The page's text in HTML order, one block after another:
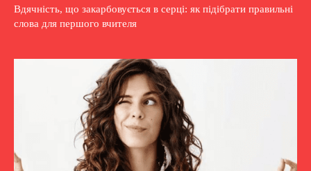
Вдячність, що закарбовується в серці: як підібрати правильні
слова для першого вчителя